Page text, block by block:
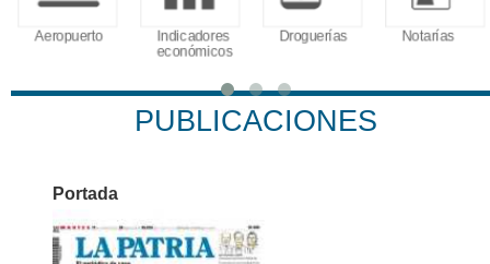
Aeropuerto
Indicadores
económicos
Droguerías Notarías
PUBLICACIONES
Portada